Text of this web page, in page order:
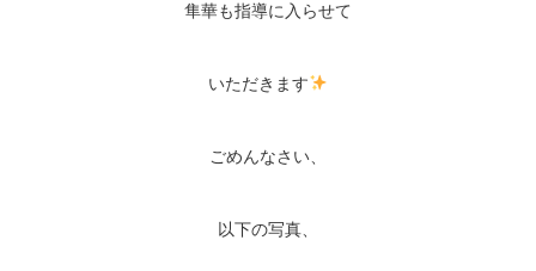
隼華も指導に入らせて
いただきます
ごめんなさい、
以下の写真、